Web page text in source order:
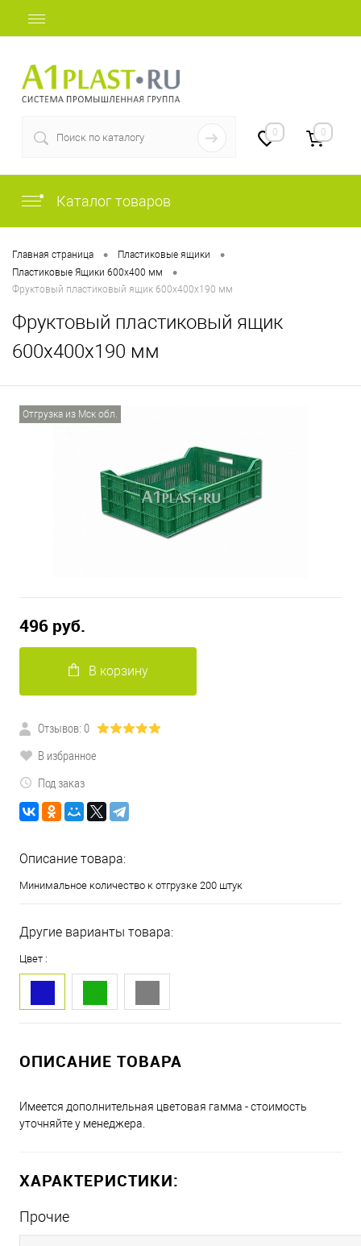
0 0
Каталог товаров
Главная страница • Пластиковые ящики •
Пластиковые Ящики 600х400 мм •
Фруктовый пластиковый ящик 600х400х190 мм
Фруктовый пластиковый ящик
600х400х190 мм
Отгрузка из Мск обл.
496 руб.
В корзину
Отзывов: 0
В избранное
Под заказ
Описание товара:
Минимальное количество к отгрузке 200 штук
Другие варианты товара:
Цвет :
ОПИСАНИЕ ТОВАРА
Имеется дополнительная цветовая гамма - стоимость
уточняйте у менеджера.
ХАРАКТЕРИСТИКИ:
Прочие